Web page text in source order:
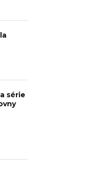
série